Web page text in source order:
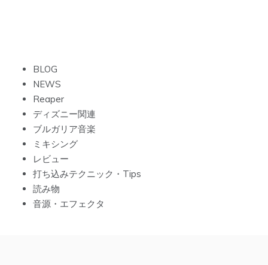
BLOG
NEWS
Reaper
ディズニー関連
ブルガリア音楽
ミキシング
レビュー
打ち込みテクニック・Tips
読み物
音源・エフェクタ